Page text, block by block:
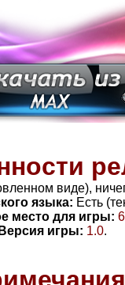
виде),
языка: Есть
место для игры:
Версия игры: 1.0.